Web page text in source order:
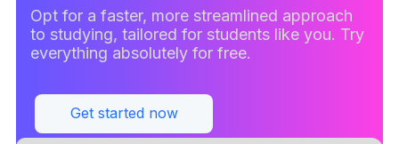
Opt for a faster, more streamlined approach
to studying, tailored for students like you. Try
everything absolutely for free.
Get started now